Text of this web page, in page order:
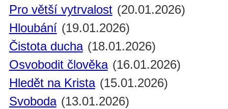
Pro větší vytrvalost (20.01.2026)
Hloubání (19.01.2026)
Čistota ducha (18.01.2026)
Osvobodit člověka (16.01.2026)
Hledět na Krista (15.01.2026)
Svoboda (13.01.2026)